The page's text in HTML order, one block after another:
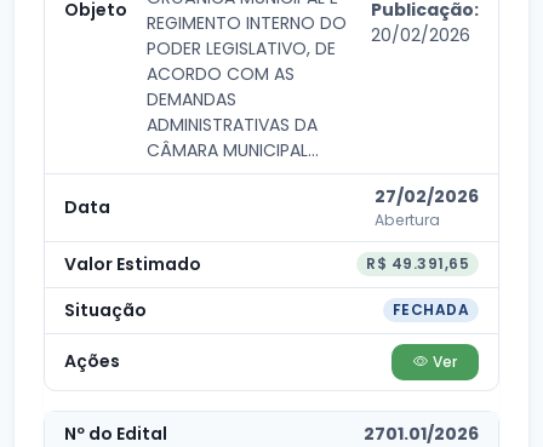
REGIMENTO INTERNO DO
PODER LEGISLATIVO, DE
ACORDO COM AS
DEMANDAS
ADMINISTRATIVAS DA
CÂMARA MUNICIPAL...
Publicação:
20/02/2026
27/02/2026
Abertura
R$ 49.391,65
FECHADA
Ver
2701.01/2026